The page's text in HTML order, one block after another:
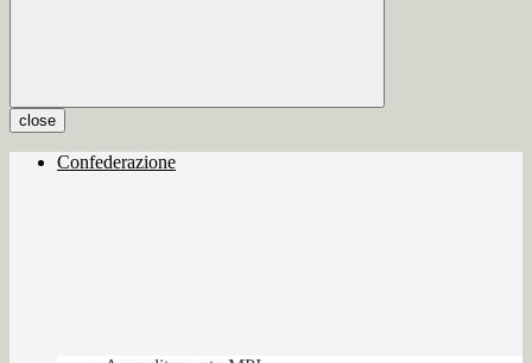
close
Confederazione